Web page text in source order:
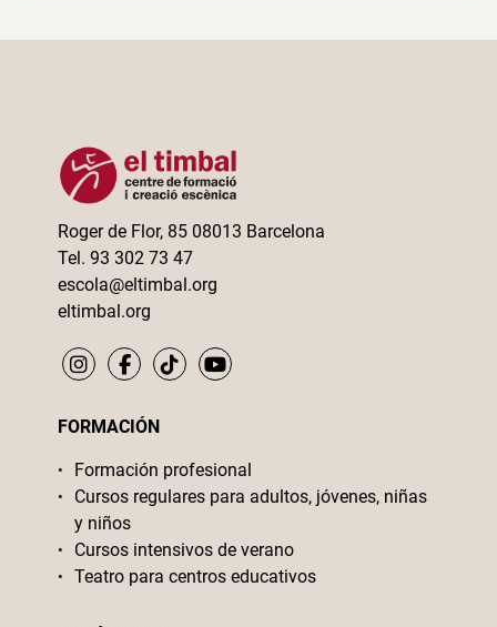
Roger de Flor, 85 08013 Barcelona
Tel. 93 302 73 47
escola@eltimbal.org
eltimbal.org
FORMACIÓN
Formación profesional
Cursos regulares para adultos, jóvenes, niñas
y niños
Cursos intensivos de verano
Teatro para centros educativos